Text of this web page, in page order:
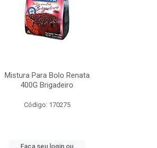
Mistura Para Bolo Renata
400G Brigadeiro
Código: 170275
Faça seu login ou